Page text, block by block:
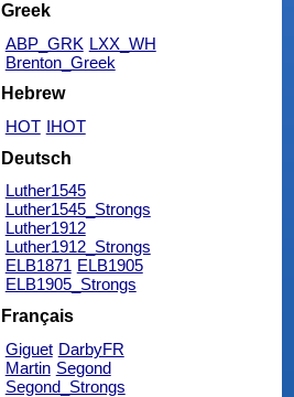
Greek
ABP_GRK LXX_WH
Brenton_Greek
Hebrew
HOT IHOT
Deutsch
Luther1545
Luther1545_Strongs
Luther1912
Luther1912_Strongs
ELB1871 ELB1905
ELB1905_Strongs
Français
Giguet DarbyFR
Martin Segond
Segond_Strongs